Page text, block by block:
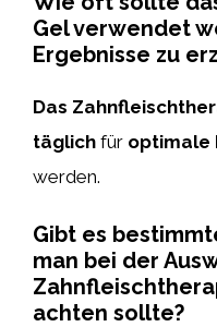
Gel verwendet
Ergebnisse zu
Das
täglich für optimale
werden.
Gibt es
man bei der
achten sollte?